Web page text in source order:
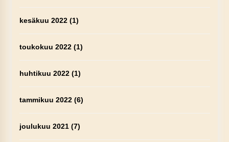
kesäkuu 2022(1)
toukokuu 2022(1)
huhtikuu 2022(1)
tammikuu 2022(6)
joulukuu 2021(7)